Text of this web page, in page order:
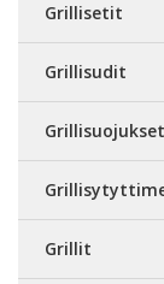
Grillisetit
Grillisudit
Grillisuojukset
Grillit